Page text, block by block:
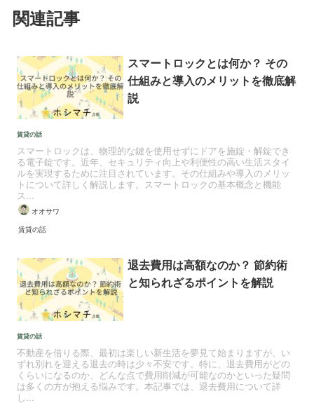
関連記事
賃貸の話
スマートロックとは何か？ その
仕組みと導入のメリットを徹底解
説
スマートロックは、物理的な鍵を使用せずにドアを施錠・解錠でき
る電子錠です。近年、セキュリティ向上や利便性の高い生活スタイ
ルを実現するために注目されています。その仕組みや導入のメリッ
トについて詳しく解説します。スマートロックの基本概念と機能
ス...
オオサワ
賃貸の話
賃貸の話
退去費用は高額なのか？ 節約術
と知られざるポイントを解説
不動産を借りる際、最初は楽しい新生活を夢見て始まりますが、い
ずれ別れを迎える退去の時は少々不安です。特に、退去費用がどの
くらいになるのか、どんな点で費用削減が可能なのかといった疑問
は多くの方が抱える悩みです。本記事では、退去費用について詳
し...